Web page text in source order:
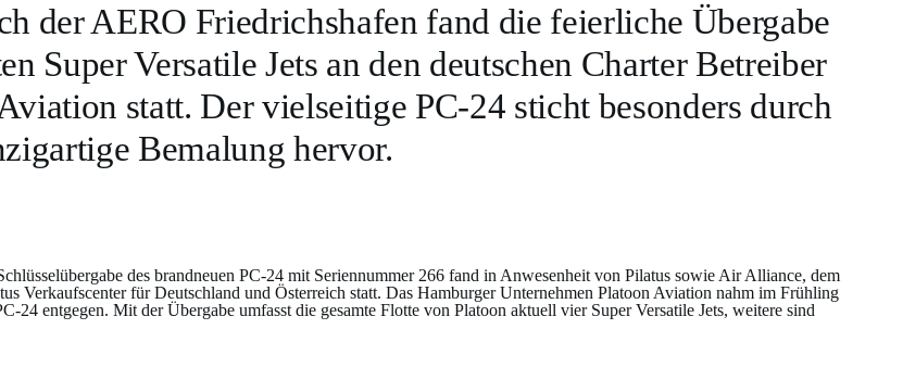
der AERO Friedrichshafen fand die feierliche Übergabe
Super Versatile Jets an den deutschen Charter Betreiber
statt. Der vielseitige PC-24 sticht besonders durch
Bemalung hervor.
des brandneuen PC-24 mit Seriennummer 266 fand in Anwesenheit von Pilatus sowie Air Alliance, dem
Verkaufscenter für Deutschland und Österreich statt. Das Hamburger Unternehmen Platoon Aviation nahm im Frühling
24 entgegen. Mit der Übergabe umfasst die gesamte Flotte von Platoon aktuell vier Super Versatile Jets, weitere sind